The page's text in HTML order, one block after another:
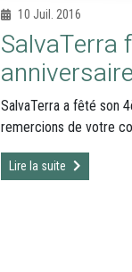
10 Juil. 2016
SalvaTerra
SalvaTerra a fêté son
remercions de votre
Lire la suite